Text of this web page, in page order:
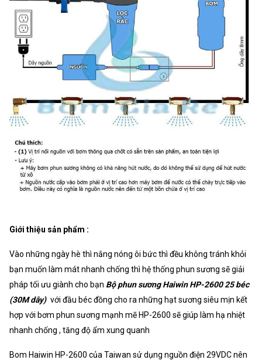
Giới thiệu sản phẩm :
Vào những ngày hè thì nắng nóng ôi bức thì đều không tránh khỏi
bạn muốn làm mát nhanh chống thì hệ thống phun sương sẽ giải
pháp tối ưu giành cho bạn Bộ phun sương Haiwin HP-2600 25 béc
(30M dây) với đầu béc đồng cho ra những hạt sương siêu mịn kết
hợp với bơm phun sương mạnh mẽ HP-2600 sẽ giúp làm hạ nhiệt
nhanh chống , tăng độ ẩm xung quanh
Bom Haiwin HP-2600 của Taiwan sử dụng nguồn điện 29VDC nên